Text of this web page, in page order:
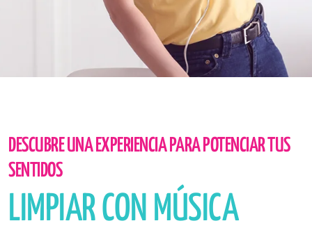
DESCUBRE UNA EXPERIENCIA PARA POTENCIAR TUS
SENTIDOS
LIMPIAR CON MÚSICA